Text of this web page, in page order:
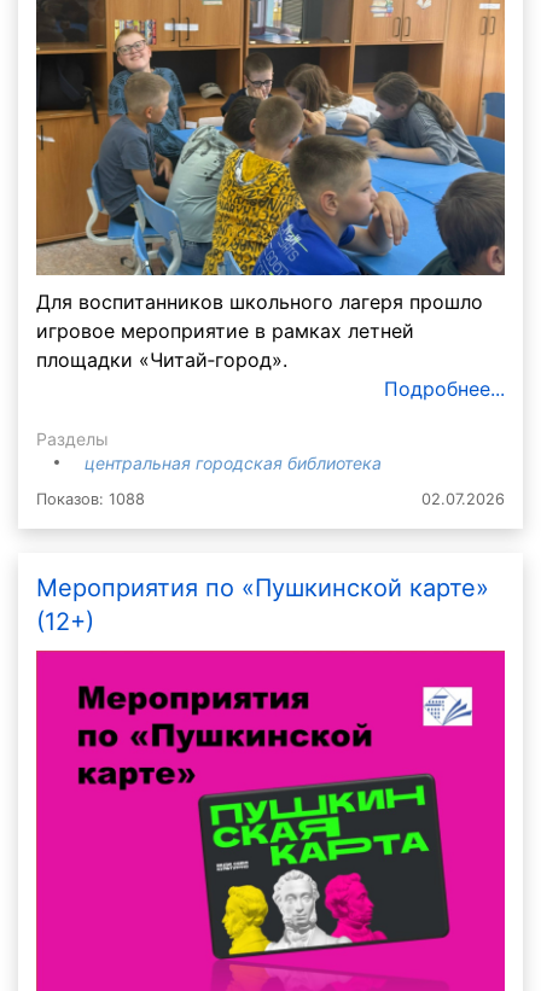
Для воспитанников школьного лагеря прошло
игровое мероприятие в рамках летней
площадки «Читай‑город».
Подробнее...
Разделы
центральная городская библиотека
Показов: 1088 02.07.2026
Мероприятия по «Пушкинской карте»
(12+)